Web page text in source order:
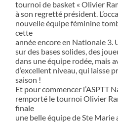
tournoi de basket « Olivier
à son regretté président.
nouvelle équipe féminine
cette
année encore en Nationale 3.
sur des bases solides, des
dans une équipe rodée, mais
d’excellent niveau, qui laisse
saison !
Et pour commencer l’ASPTT
remporté le tournoi Olivier
finale
une belle équipe de Ste Marie